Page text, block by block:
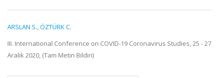
ARSLAN S.,ÖZTÜRK C.
III. International Conference on COVID-19 Coronavirus Studies, 25 - 27
Aralık 2020, (Tam Metin Bildiri)